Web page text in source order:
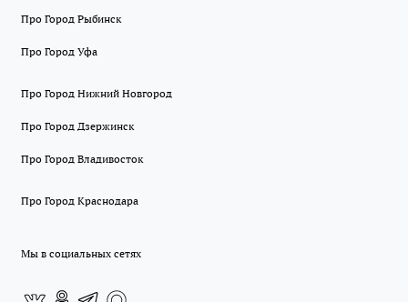
Про Город Рыбинск
Про Город Уфа
Про Город Нижний Новгород
Про Город Дзержинск
Про Город Владивосток
Про Город Краснодара
Мы в социальных сетях